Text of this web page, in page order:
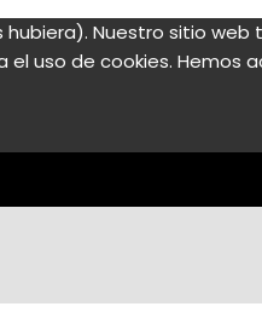
Nuestro sitio
el uso de cookies. Hemos